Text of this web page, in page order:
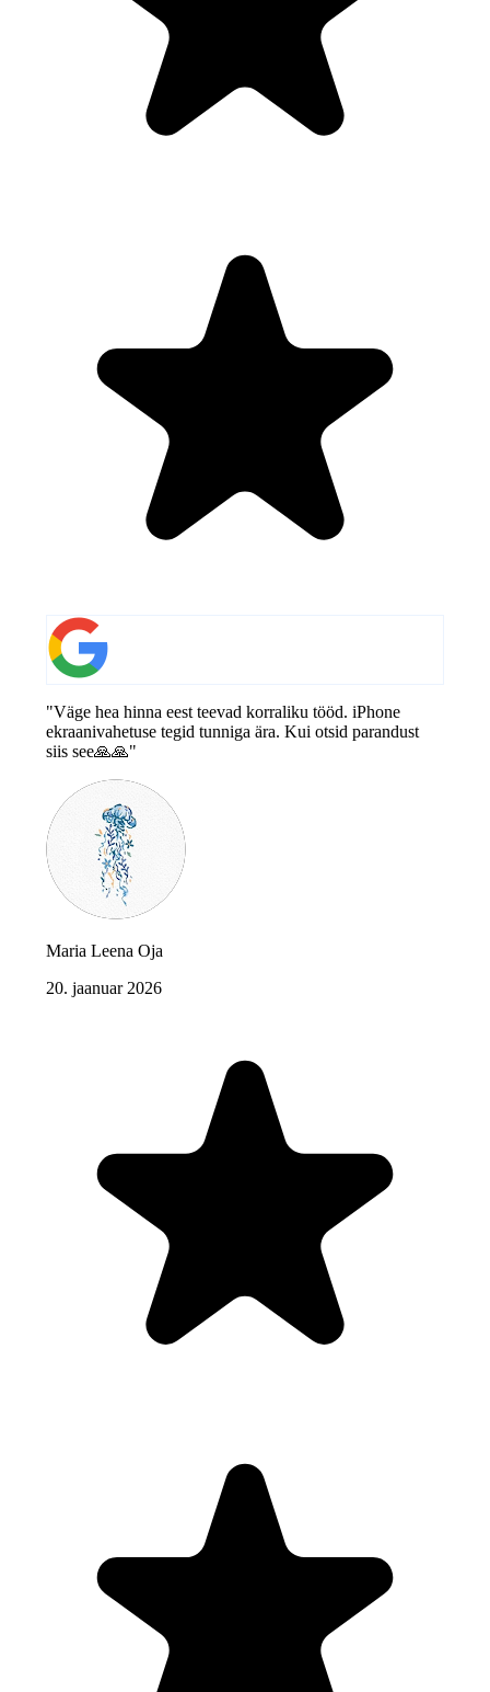
"Väge hea hinna eest teevad korraliku tööd. iPhone
ekraanivahetuse tegid tunniga ära. Kui otsid parandust
siis see🙏🙏"
Maria Leena Oja
20. jaanuar 2026